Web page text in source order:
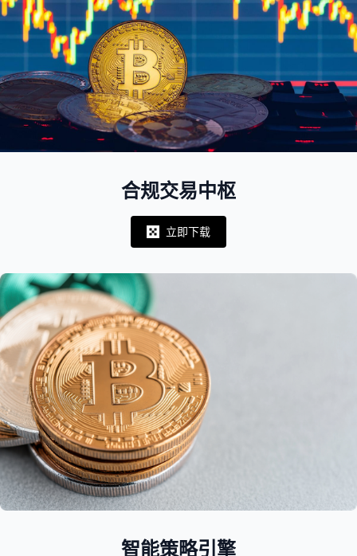
合规交易中枢
Notifications
立即下载
智能策略引擎